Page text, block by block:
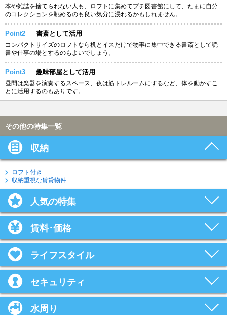
本や雑誌を捨てられない人も、ロフトに集めてプチ図書館にして、たまに自分
のコレクションを眺めるのも良い気分に浸れるかもしれません。
Point2 書斎として活用
コンパクトサイズのロフトなら机とイスだけで物事に集中できる書斎として読
書や仕事の場とするのもよいでしょう。
Point3 趣味部屋として活用
昼間は楽器を演奏するスペース、夜は筋トレルームにするなど、体を動かすこ
とに活用するのもありです。
その他の特集一覧
収納
ロフト付き
収納重視な賃貸物件
人気の特集
賃料･価格
ライフスタイル
セキュリティ
水周り